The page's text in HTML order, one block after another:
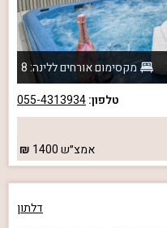
מקסימום אורחים ללינה: 8
טלפון:055-4313934
אמצ״ש1400
דלתון